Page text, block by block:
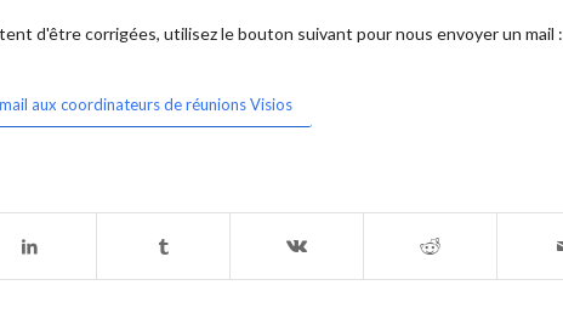
d'être corrigées, utilisez le bouton suivant pour nous envoyer un mail :
aux coordinateurs de réunions Visios